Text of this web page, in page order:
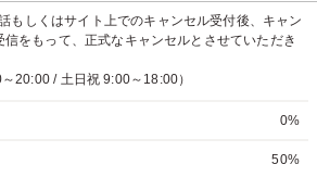
もしくはサイト上でのキャンセル受付後、キャン
をもって、正式なキャンセルとさせていただき
20:00 / 土日祝 9:00～18:00）
0%
50%